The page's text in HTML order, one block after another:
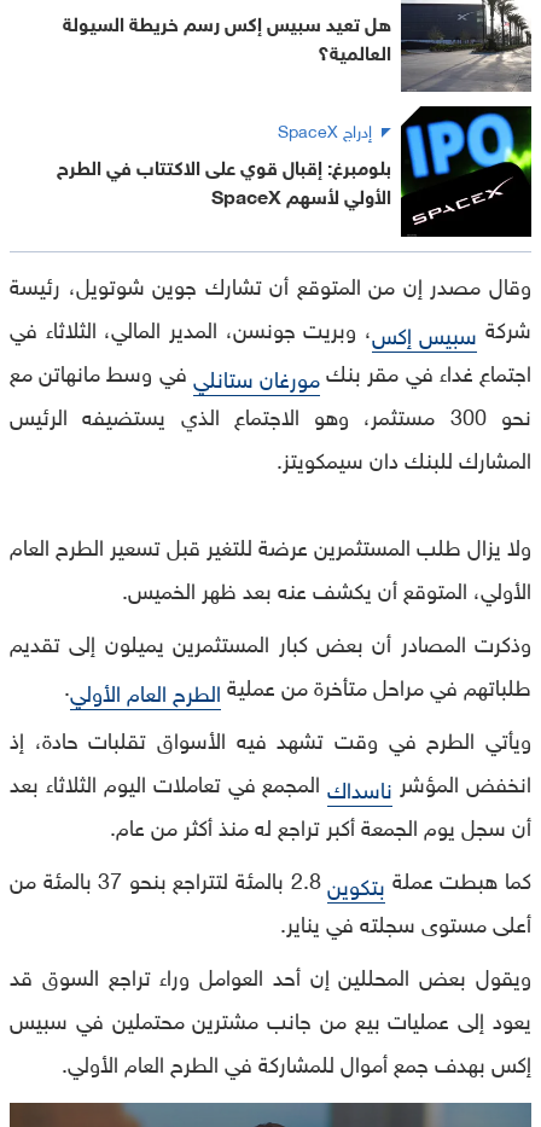
هل تعيد سبيس إكس رسم خريطة السيولة
العالمية؟
إدراج SpaceX
بلومبرغ: إقبال قوي على الاكتتاب في الطرح
الأولي لأسهم SpaceX
وقال مصدر إن من المتوقع أن تشارك جوين شوتويل، رئيسة
شركة سبيس إكس، وبريت جونسن، المدير المالي، الثلاثاء في
اجتماع غداء في مقر بنكمورغان ستانليفي وسط مانهاتن مع
نحو 300 مستثمر، وهو الاجتماع الذي يستضيفه الرئيس
المشارك للبنك دان سيمكويتز.
ولا يزال طلب المستثمرين عرضة للتغير قبل تسعير الطرح العام
الأولي، المتوقع أن يكشف عنه بعد ظهر الخميس.
وذكرت المصادر أن بعض كبار المستثمرين يميلون إلى تقديم
طلباتهم في مراحل متأخرة من عمليةالطرح العام الأولي.
ويأتي الطرح في وقت تشهد فيه الأسواق تقلبات حادة، إذ
انخفض المؤشر ناسداك المجمع في تعاملات اليوم الثلاثاء بعد
أن سجل يوم الجمعة أكبر تراجع له منذ أكثر من عام.
كما هبطت عملة بتكوين
2.8 بالمئة لتتراجع بنحو 37 بالمئة من
أعلى مستوى سجلته في يناير.
ويقول بعض المحللين إن أحد العوامل وراء تراجع السوق قد
يعود إلى عمليات بيع من جانب مشترين محتملين في سبيس
إكس بهدف جمع أموال للمشاركة في الطرح العام الأولي.